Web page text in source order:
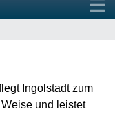
Ingolstadt zum
und leistet